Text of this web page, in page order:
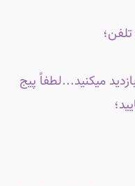
تلفن؛
میکنید...لطفاً پیج